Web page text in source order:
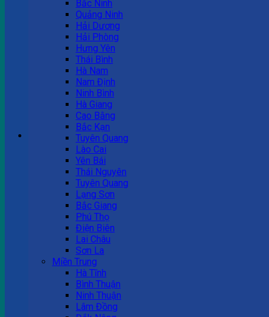
Tư vấn bán hàng
0983 863 488
Hotline hỗ trợ
0983 863 488
Giỏ hàng
Chưa có sản phẩm trong giỏ hàng.
Bắc Ninh
Quảng Ninh
Hải Dương
Hải Phòng
Hưng Yên
Thái Bình
Hà Nam
Nam Định
Ninh Bình
Hà Giang
Cao Bằng
Bắc Kạn
Tuyên Quang
Lào Cai
Yên Bái
Thái Nguyên
Tuyên Quang
Lạng Sơn
Bắc Giang
Phú Thọ
Điện Biên
Lai Châu
Sơn La
Miền Trung
Hà Tĩnh
Bình Thuận
Ninh Thuận
Lâm Đồng